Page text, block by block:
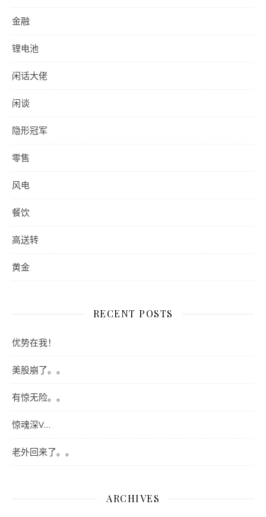
金融
锂电池
闲话大佬
闲谈
隐形冠军
零售
风电
餐饮
高送转
黄金
RECENT POSTS
优势在我！
美股崩了。。
有惊无险。。
惊魂深V…
老外回来了。。
ARCHIVES